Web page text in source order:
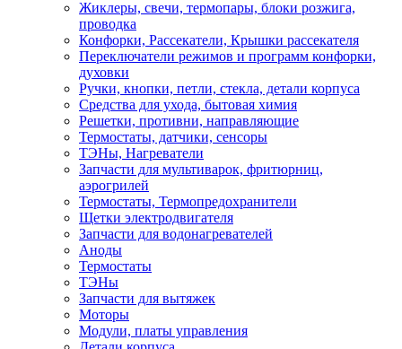
Жиклеры, свечи, термопары, блоки розжига,
проводка
Конфорки, Рассекатели, Крышки рассекателя
Переключатели режимов и программ конфорки,
духовки
Ручки, кнопки, петли, стекла, детали корпуса
Средства для ухода, бытовая химия
Решетки, противни, направляющие
Термостаты, датчики, сенсоры
ТЭНы, Нагреватели
Запчасти для мультиварок, фритюрниц,
аэрогрилей
Термостаты, Термопредохранители
Щетки электродвигателя
Запчасти для водонагревателей
Аноды
Термостаты
ТЭНы
Запчасти для вытяжек
Моторы
Модули, платы управления